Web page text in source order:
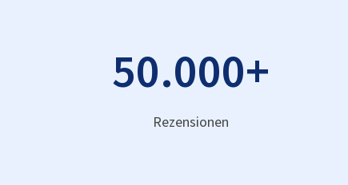
50.000+
Rezensionen